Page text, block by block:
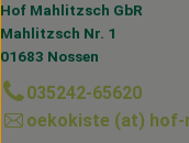
Hof Mahlitzsch GbR
Mahlitzsch Nr. 1
01683 Nossen
035242-65620
oekokiste (at) hof-